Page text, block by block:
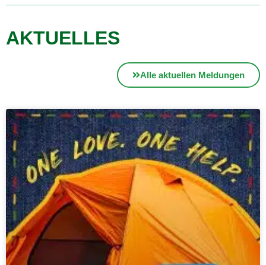
AKTUELLES
Alle aktuellen Meldungen